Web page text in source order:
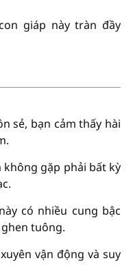
giáp này tràn đầy
sẻ, bạn cảm thấy hài
không gặp phải bất kỳ
có nhiều cung bậc
tuông.
vận động và suy